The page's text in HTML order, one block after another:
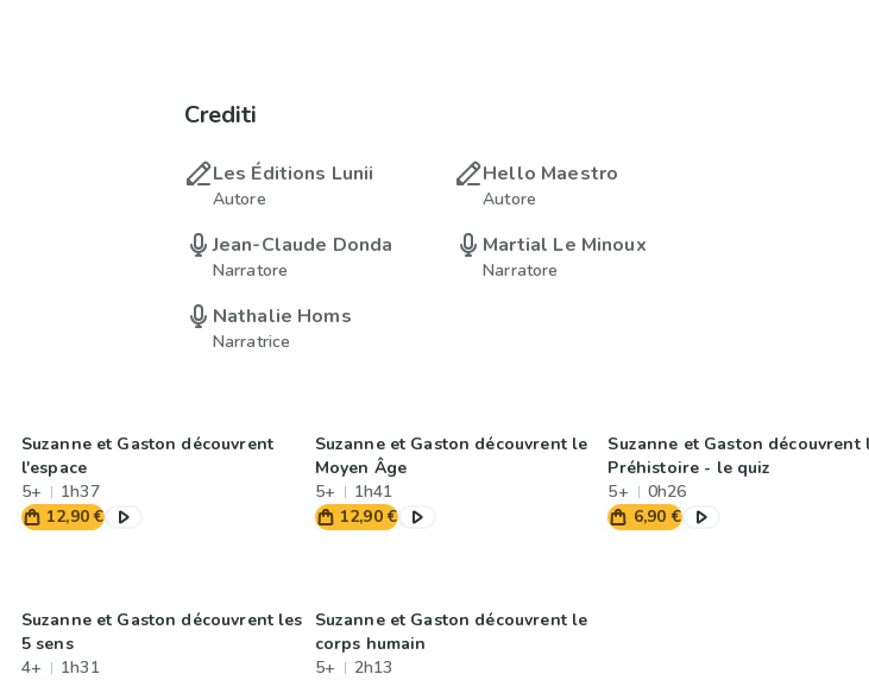
Crediti
Les Éditions Lunii
Autore
Hello Maestro
Autore
Jean-Claude Donda
Narratore
Martial Le Minoux
Narratore
Nathalie Homs
Narratrice
Suzanne et Gaston découvrent
l'espace
5+
1h37
12,90 €
Suzanne et Gaston découvrent le
Moyen Âge
5+
1h41
12,90 €
Suzanne et Gaston découvrent
Préhistoire - le quiz
5+
0h26
6,90 €
Suzanne et Gaston découvrent les
5 sens
4+
1h31
Suzanne et Gaston découvrent le
corps humain
5+
2h13